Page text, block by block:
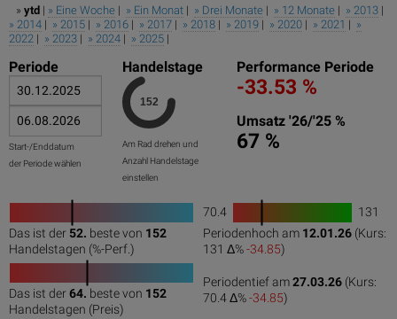
» ytd | » Eine Woche | » Ein Monat | » Drei Monate | » 12 Monate | » 2013 |
» 2014 | » 2015 | » 2016 | » 2017 | » 2018 | » 2019 | » 2020 | » 2021 | »
2022 | » 2023 | » 2024 | » 2025 |
Periode
Start-/Enddatum
der Periode wählen
Handelstage
Am Rad drehen und
Anzahl Handelstage
einstellen
Performance Periode
-33.53 %
Umsatz '26/'25 %
67 %
0 50
Das ist der 52. beste von 152
Handelstagen (%-Perf.)
0 50
Das ist der64. beste von 152
Handelstagen (Preis)
70.4
1
0 100
131
Periodenhoch am 12.01.26 (Kurs:
131 Δ%-34.85)
Periodentief am27.03.26 (Kurs:
70.4 Δ%-34.85)